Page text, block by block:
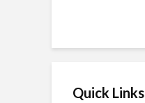
Quick Links